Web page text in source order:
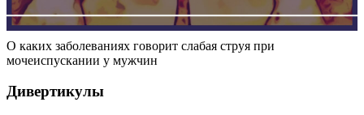
О каких заболеваниях говорит слабая струя при
мочеиспускании у мужчин
Дивертикулы